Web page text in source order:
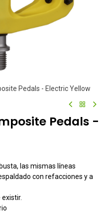
Pedals - Electric Yellow
Pedals -
las mismas líneas
con refacciones y a